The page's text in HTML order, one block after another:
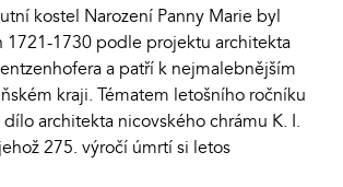
kostel Narození Panny Marie byl
1721-1730 podle projektu architekta
a patří k nejmalebnějším
kraji. Tématem letošního ročníku
architekta nicovského chrámu K. I.
275. výročí úmrtí si letos